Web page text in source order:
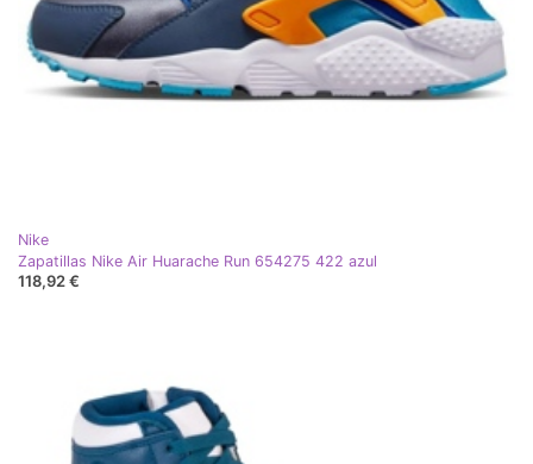
Nike
Zapatillas Nike Air Huarache Run 654275 422 azul
118,92 €